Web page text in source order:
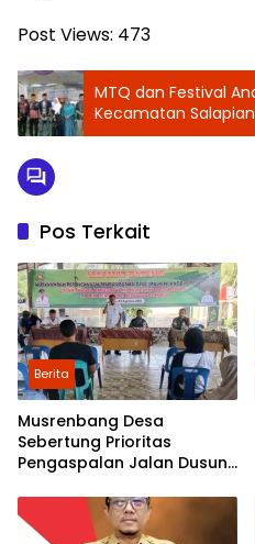
Post Views: 473
MTQ dan Festival
Kecamatan
Desa Ujung Teran
Pos Terkait
Berita
Musrenbang Desa
Sebertung Prioritas
Pengaspalan Jalan Dusun